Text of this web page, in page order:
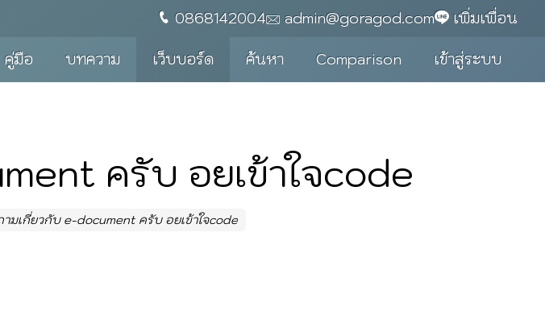
0868142004 admin@goragod.com เพิ่มเพื่อน
คู่มือ บทความ เว็บบอร์ด ค้นหา Comparison เข้าสู่ระบบ
ครับ อยเข้าใจcode
มเกี่ยวกับ e-document ครับ อยเข้าใจcode